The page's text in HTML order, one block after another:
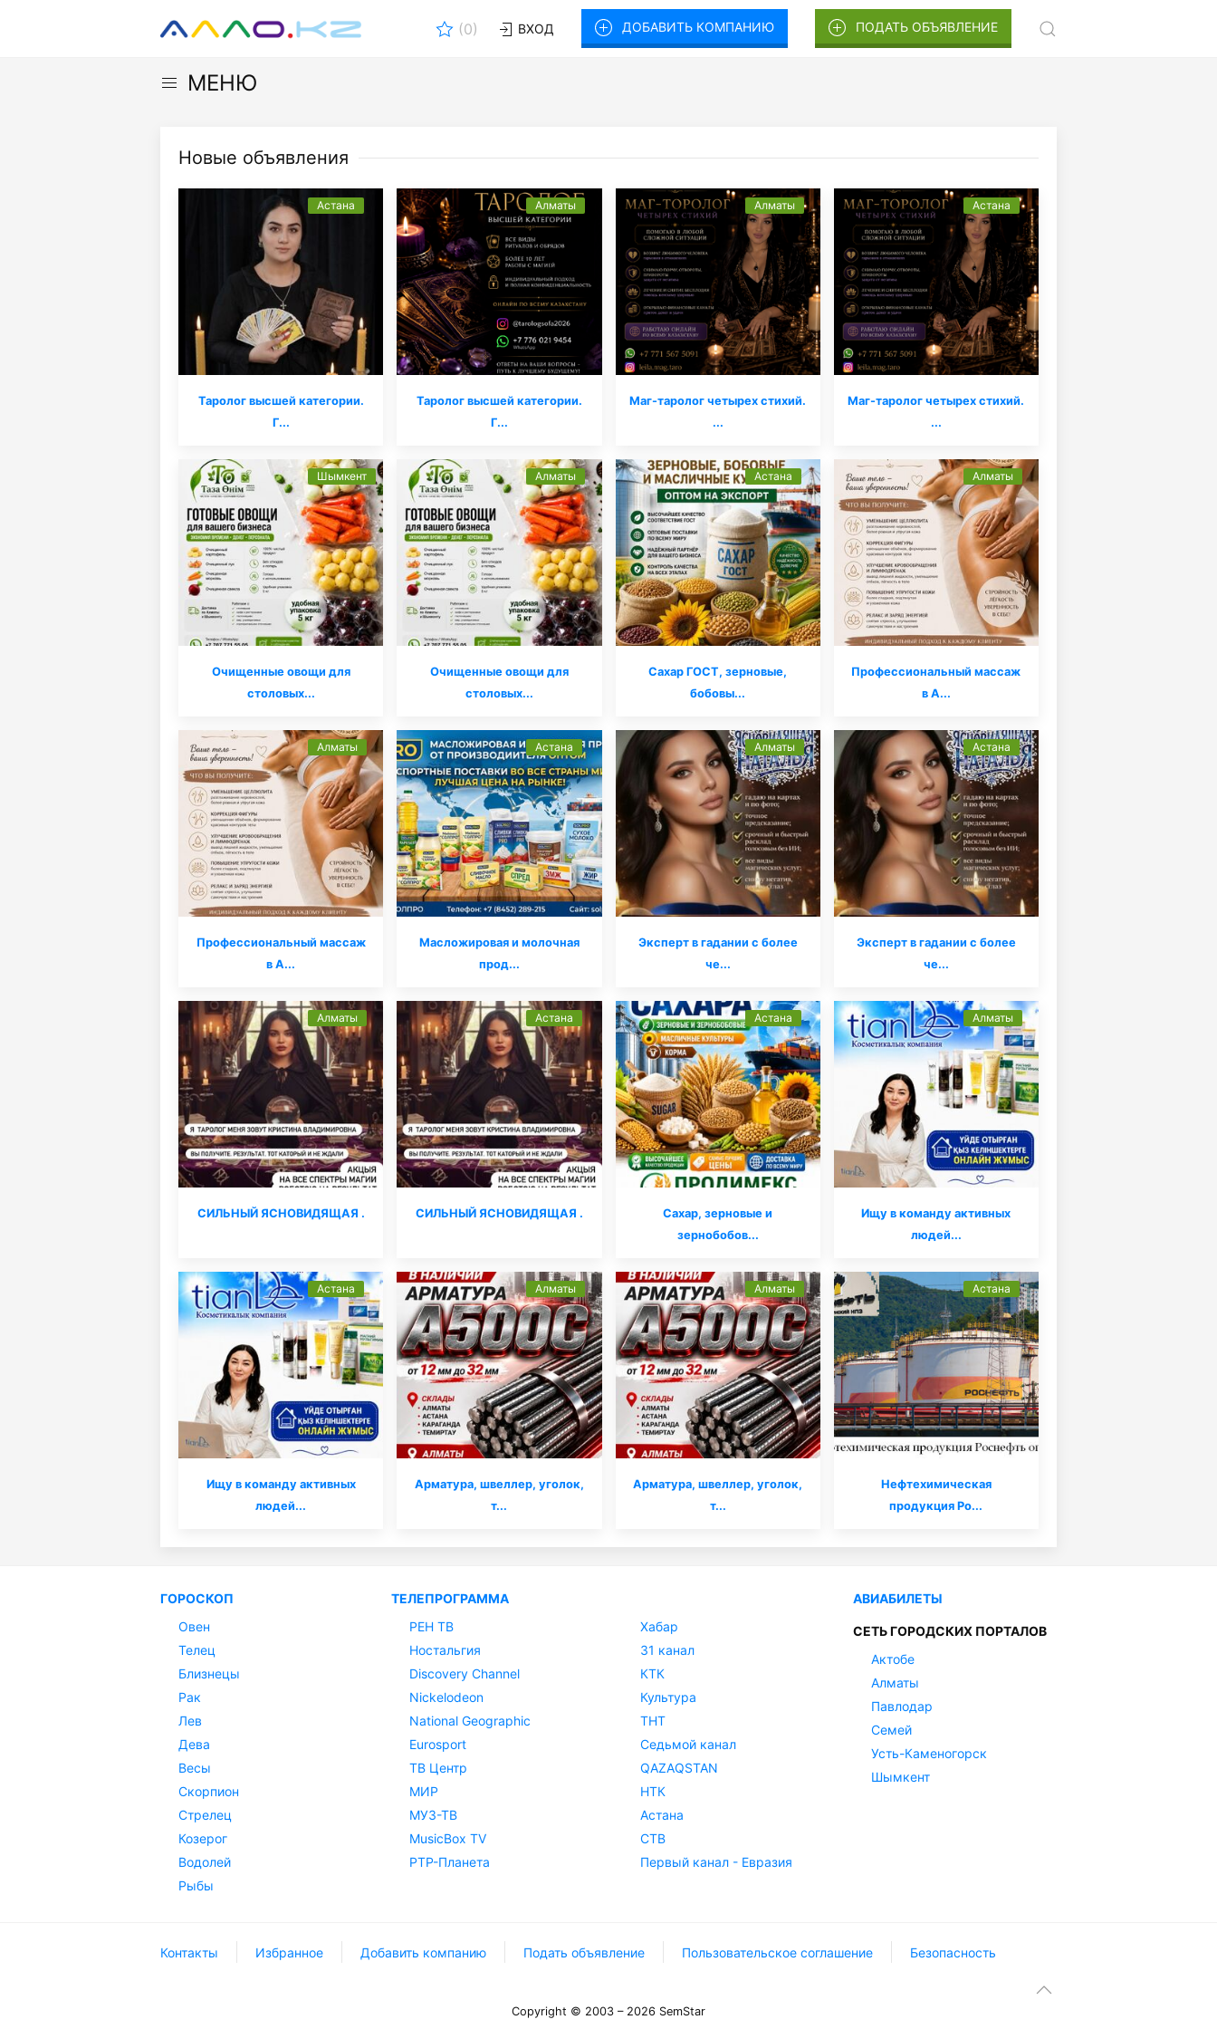
(0) ВХОД ДОБАВИТЬ КОМПАНИЮ ПОДАТЬ ОБЪЯВЛЕНИЕ
МЕНЮ
Новые объявления
Астана
Таролог высшей категории.
Г...
Алматы
Таролог высшей категории.
Г...
Алматы
Маг-таролог четырех стихий.
...
Астана
Маг-таролог четырех стихий.
...
Шымкент
Очищенные овощи для
столовых...
Алматы
Очищенные овощи для
столовых...
Астана
Сахар ГОСТ, зерновые,
бобовы...
Алматы
Профессиональный массаж
в А...
Алматы
Профессиональный массаж
в А...
Астана
Масложировая и молочная
прод...
Алматы
Эксперт в гадании с более
че...
Астана
Эксперт в гадании с более
че...
Алматы
СИЛЬНЫЙ ЯСНОВИДЯЩАЯ .
Астана
СИЛЬНЫЙ ЯСНОВИДЯЩАЯ .
Астана
Сахар, зерновые и
зернобобов...
Алматы
Ищу в команду активных
людей...
Астана
Ищу в команду активных
людей...
Алматы
Арматура, швеллер, уголок,
т...
Алматы
Арматура, швеллер, уголок,
т...
Астана
Нефтехимическая
продукция Ро...
ГОРОСКОП
Овен
Телец
Близнецы
Рак
Лев
Дева
Весы
Скорпион
Стрелец
Козерог
Водолей
Рыбы
ТЕЛЕПРОГРАММА
РЕН ТВ
Ностальгия
Discovery Channel
Nickelodeon
National Geographic
Eurosport
ТВ Центр
МИР
МУЗ-ТВ
MusicBox TV
РТР-Планета
Хабар
31 канал
КТК
Культура
ТНТ
Седьмой канал
QAZAQSTAN
НТК
Астана
СТВ
Первый канал - Евразия
АВИАБИЛЕТЫ
СЕТЬ ГОРОДСКИХ ПОРТАЛОВ
Актобе
Алматы
Павлодар
Семей
Усть-Каменогорск
Шымкент
Контакты Избранное Добавить компанию Подать объявление Пользовательское соглашение Безопасность
Copyright © 2003 – 2026 SemStar